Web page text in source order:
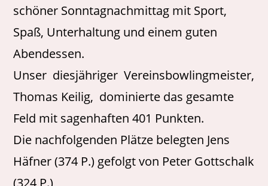
schöner Sonntagnachmittag mit Sport,
Spaß, Unterhaltung und einem guten
Abendessen.
Unser diesjähriger Vereinsbowlingmeister,
Thomas Keilig, dominierte das gesamte
Feld mit sagenhaften 401 Punkten.
Die nachfolgenden Plätze belegten Jens
Häfner (374 P.) gefolgt von Peter Gottschalk
(324 P.)